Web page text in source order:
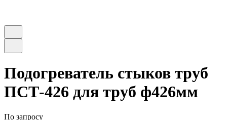
Подогреватель стыков труб
ПСТ-426 для труб ф426мм
По запросу